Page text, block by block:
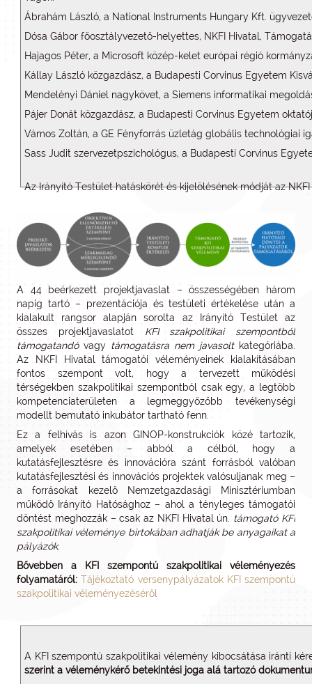
Ábrahám László, a National Instruments Hungary Kft.
Dósa Gábor főosztályvezető-helyettes, NKFI Hivatal,
Hajagos Péter, a Microsoft közép-kelet európai régió
Kállay László közgazdász, a Budapesti Corvinus Egyetem
Mendelényi Dániel nagykövet, a Siemens informatikai
Pájer Donát közgazdász, a Budapesti Corvinus Egyetem
Vámos Zoltán, a GE Fényforrás üzletág globális technológiai
Sass Judit szervezetpszichológus, a Budapesti Corvinus
Az Irányító Testület hatáskörét és kijelölésének módját az
A 44 beérkezett projektjavaslat – összességében három
napig tartó – prezentációja és testületi értékelése után a
kialakult rangsor alapján sorolta az Irányító Testület az
összes projektjavaslatot KFI szakpolitikai szempontból
támogatandóvagy támogatásra nem javasoltkategóriába.
Az NKFI Hivatal támogatói véleményeinek kialakításában
fontos szempont volt, hogy a tervezett működési
térségekben szakpolitikai szempontból csak egy, a legtöbb
kompetenciaterületen a legmeggyőzőbb tevékenységi
modellt bemutató inkubátor tartható fenn.
Ez a felhívás is azon GINOP-konstrukciók közé tartozik,
amelyek esetében – abból a célból, hogy a
kutatásfejlesztésre és innovációra szánt forrásból valóban
kutatásfejlesztési és innovációs projektek valósuljanak meg –
a forrásokat kezelő Nemzetgazdasági Minisztériumban
működő Irányító Hatósághoz – ahol a tényleges támogatói
döntést meghozzák – csak az NKFI Hivatal ún. támogató KFI
szakpolitikai véleménye birtokában adhatják be anyagaikat a
pályázók.
Bővebben a KFI szempontú szakpolitikai véleményezés
folyamatáról: Tájékoztató versenypályázatok KFI szempontú
szakpolitikai véleményezéséről
A KFI szempontú szakpolitikai vélemény kibocsátása iránti
szerint a véleménykérő betekintési joga alá tartozó